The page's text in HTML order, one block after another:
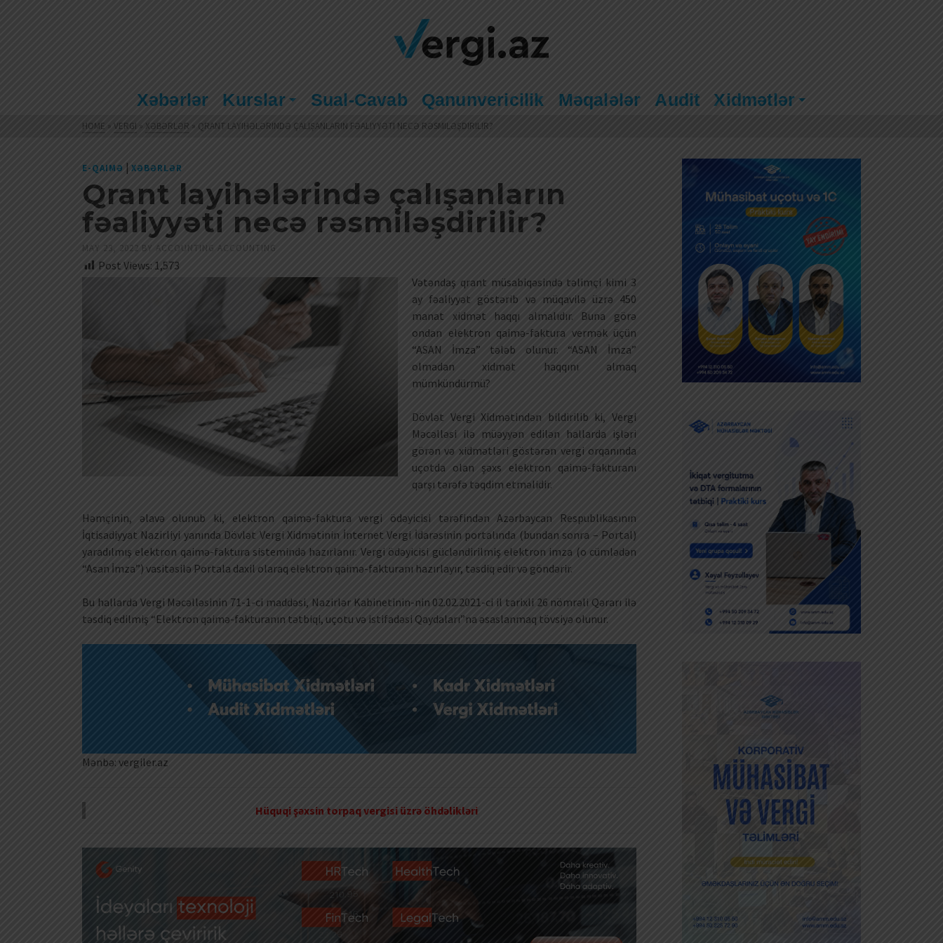
Xəbərlər Kurslar Sual-Cavab Qanunvericilik Məqalələr Audit Xidmətlər
HOME » VERGI » XƏBƏRLƏR » QRANT LAYIHƏLƏRINDƏ ÇALIŞANLARIN FƏALIYYƏTI NECƏ RƏSMILƏŞDIRILIR?
E-QAIMƏ | XƏBƏRLƏR
Qrant layihələrində çalışanların
fəaliyyəti necə rəsmiləşdirilir?
MAY 23, 2022 BY ACCOUNTING ACCOUNTING
Post Views: 1,573
Vətəndaş qrant müsabiqəsində təlimçi kimi 3
ay fəaliyyət göstərib və müqavilə üzrə 450
manat xidmət haqqı almalıdır. Buna görə
ondan elektron qaimə-faktura vermək üçün
“ASAN İmza” tələb olunur. “ASAN İmza”
olmadan xidmət haqqını almaq
mümkündürmü?
Dövlət Vergi Xidmətindən bildirilib ki, Vergi
Məcəlləsi ilə müəyyən edilən hallarda işləri
görən və xidmətləri göstərən vergi orqanında
uçotda olan şəxs elektron qaimə-fakturanı
qarşı tərəfə təqdim etməlidir.
Həmçinin, əlavə olunub ki, elektron qaimə-faktura vergi ödəyicisi tərəfindən Azərbaycan Respublikasının
İqtisadiyyat Nazirliyi yanında Dövlət Vergi Xidmətinin İnternet Vergi İdarəsinin portalında (bundan sonra – Portal)
yaradılmış elektron qaimə-faktura sistemində hazırlanır. Vergi ödəyicisi gücləndirilmiş elektron imza (o cümlədən
“Asan İmza”) vasitəsilə Portala daxil olaraq elektron qaimə-fakturanı hazırlayır, təsdiq edir və göndərir.
Bu hallarda Vergi Məcəlləsinin 71-1-ci maddəsi, Nazirlər Kabinetinin-nin 02.02.2021-ci il tarixli 26 nömrəli Qərarı ilə
təsdiq edilmiş “Elektron qaimə-fakturanın tətbiqi, uçotu və istifadəsi Qaydaları”na əsaslanmaq tövsiyə olunur.
Mənbə: vergiler.az
Hüquqi şəxsin torpaq vergisi üzrə öhdəlikləri